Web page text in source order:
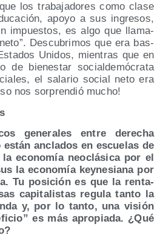
los tra­ba­ja­do­res como cla­se
apo­yo a sus ingre­sos,
impues­tos, es algo que lla­ma­
Des­cu­bri­mos que era bas­
Uni­dos, mien­tras que en
de bien­es­tar social­de­mó­cra­ta
el sala­rio social neto era
nos sor­pren­dió mucho!
gene­ra­les entre dere­cha
ancla­dos en escue­las de
eco­no­mía neo­clá­si­ca por el
la eco­no­mía key­ne­sia­na por
Tu posi­ción es que la ren­ta­
capi­ta­lis­tas regu­la tan­to la
y, por lo tan­to, una visión
es más apro­pia­da. ¿Qué